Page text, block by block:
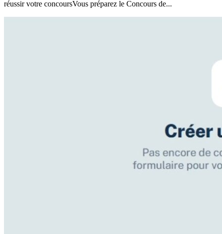
réussir votre concoursVous préparez le Concours de...